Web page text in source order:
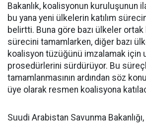
Bakanlık, koalisyonun kuruluşunun
bu yana yeni ülkelerin katılım
belirtti. Buna göre bazı ülkeler
sürecini tamamlarken, diğer bazı
koalisyon tüzüğünü imzalamak için
prosedürlerini sürdürüyor. Bu
tamamlanmasının ardından söz
üye olarak resmen koalisyona
Suudi Arabistan Savunma